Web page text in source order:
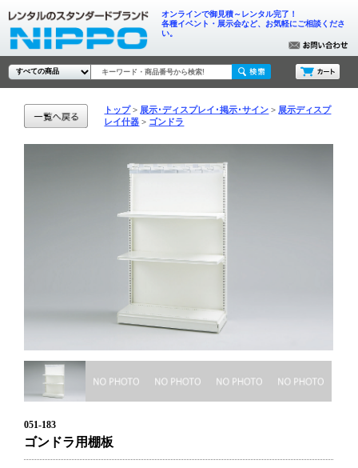
オンラインで御見積～レンタル完了！
各種イベント・展示会など、お気軽にご相談くださ
い。
トップ 展示･ディスプレイ･掲示･サイン
展示ディスプ
レイ什器
ゴンドラ
051-183
ゴンドラ用棚板